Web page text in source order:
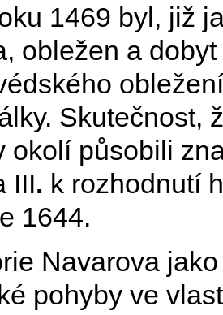
1469 byl, již
obležen a
Skutečnost,
okolí působili
III. k rozhodnutí
1644.
Navarova
pohyby ve